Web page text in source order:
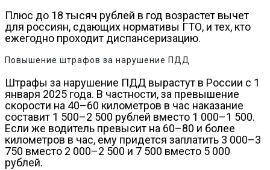
Плюс до 18 тысяч рублей в год возрастет вычет
для россиян, сдающих нормативы ГТО, и тех, кто
ежегодно проходит диспансеризацию.
Повышение штрафов за нарушение ПДД
Штрафы за нарушение ПДД вырастут в России с 1
января 2025 года. В частности, за превышение
скорости на 40–60 километров в час наказание
составит 1 500–2 500 рублей вместо 1 000–1 500.
Если же водитель превысит на 60–80 и более
километров в час, ему придется заплатить 3 000–3
750 вместо 2 000–2 500 и 7 500 вместо 5 000
рублей.